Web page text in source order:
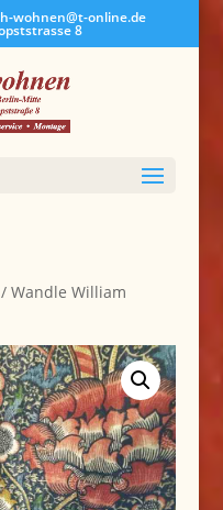
wohnen@t-online.de
8
/ Wandle William